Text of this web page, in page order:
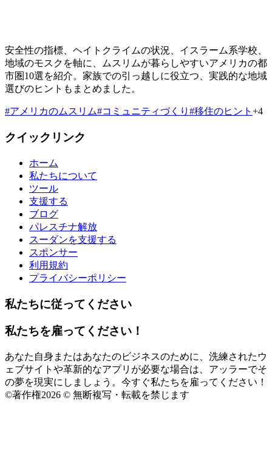
安全性の指標、ヘイトクライムの状況、イスラーム系学校、
地域のモスクを軸に、ムスリムが暮らしやすいアメリカの都
市圏10選を紹介。家族での引っ越しに役立つ、実践的な地域
選びのヒントもまとめました。
#アメリカのムスリム#コミュニティづくり #移住のヒント +4
クイックリンク
ホーム
私たちについて
ツール
支援する
ブログ
パレスチナ解放
スーダンを支援する
スポンサー
利用規約
プライバシーポリシー
私たちに従ってください
私たちを雇ってください！
あなた自身またはあなたのビジネスのために、洗練されたウ
ェブサイトや革新的なアプリが必要な場合は、アッラーでそ
の夢を現実にしましょう。今すぐ私たちを雇ってください！
©著作権2026 © 無断複写・転載を禁じます